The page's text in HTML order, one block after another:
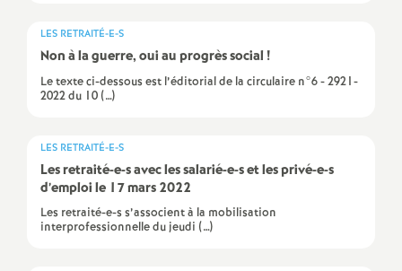
r
O
LES RETRAITÉ-E-S
Non à la guerre, oui au progrès social!
Le texte ci-dessous est l’éditorial de la circulaire n°6 - 2921-
2022 du 10 (…)
LES RETRAITÉ-E-S
Les retraité-e-s avec les salarié-e-s et les privé-e-s
d’emploi le 17 mars 2022
Les retraité-e-s s’associent à la mobilisation
interprofessionnelle du jeudi (…)